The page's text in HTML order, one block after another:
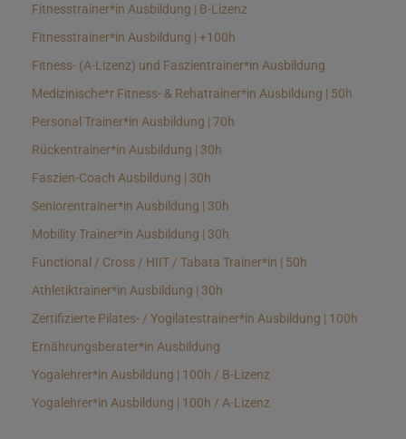
Fitnesstrainer*in Ausbildung | B-Lizenz
Fitnesstrainer*in Ausbildung | +100h
Fitness- (A-Lizenz) und Faszientrainer*in Ausbildung
Medizinische*r Fitness- & Rehatrainer*in Ausbildung | 50h
Personal Trainer*in Ausbildung | 70h
Rückentrainer*in Ausbildung | 30h
Faszien-Coach Ausbildung | 30h
Seniorentrainer*in Ausbildung | 30h
Mobility Trainer*in Ausbildung | 30h
Functional / Cross / HIIT / Tabata Trainer*in | 50h
Athletiktrainer*in Ausbildung | 30h
Zertifizierte Pilates- / Yogilatestrainer*in Ausbildung | 100h
Ernährungsberater*in Ausbildung
Yogalehrer*in Ausbildung | 100h / B-Lizenz
Yogalehrer*in Ausbildung | 100h / A-Lizenz